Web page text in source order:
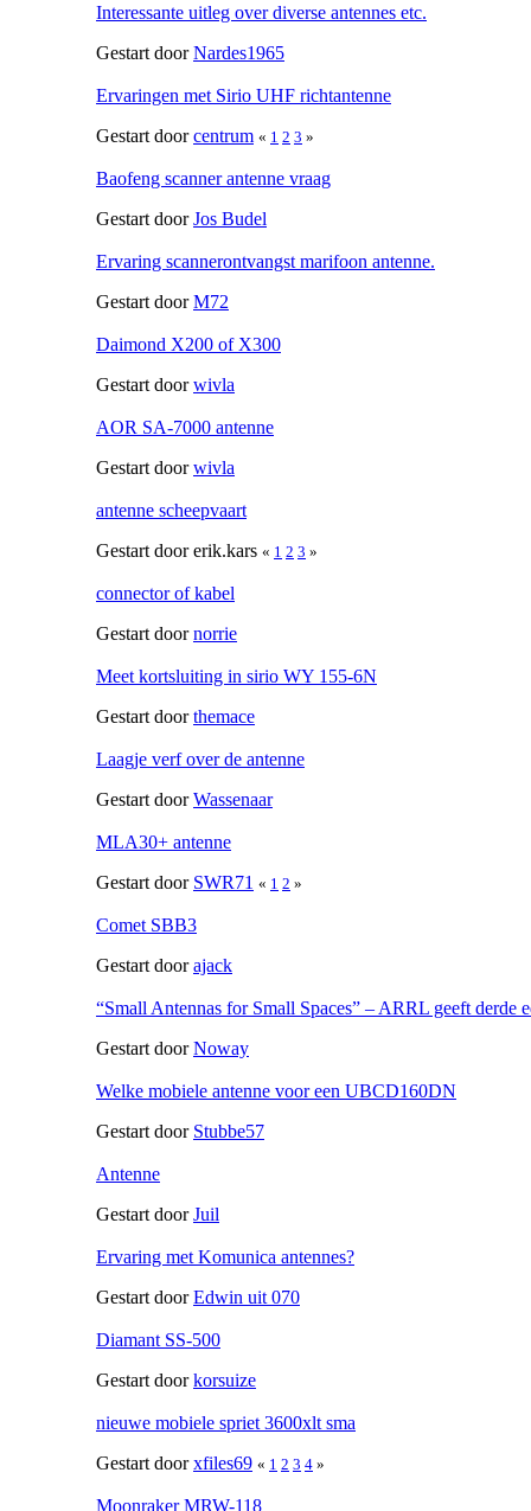
Interessante uitleg over diverse antennes etc.
Gestart doorNardes1965
Ervaringen met Sirio UHF richtantenne
Gestart doorcentrum « 1 2 3 »
Baofeng scanner antenne vraag
Gestart doorJos Budel
Ervaring scannerontvangst marifoon antenne.
Gestart doorM72
Daimond X200 of X300
Gestart doorwivla
AOR SA-7000 antenne
Gestart doorwivla
antenne scheepvaart
Gestart door erik.kars « 1 2 3 »
connector of kabel
Gestart doornorrie
Meet kortsluiting in sirio WY 155-6N
Gestart doorthemace
Laagje verf over de antenne
Gestart doorWassenaar
MLA30+ antenne
Gestart door SWR71 « 1 2 »
Comet SBB3
Gestart doorajack
“Small Antennas for Small Spaces” – ARRL geeft derde
Gestart doorNoway
Welke mobiele antenne voor een UBCD160DN
Gestart door Stubbe57
Antenne
Gestart doorJuil
Ervaring met Komunica antennes?
Gestart doorEdwin uit 070
Diamant SS-500
Gestart doorkorsuize
nieuwe mobiele spriet 3600xlt sma
Gestart doorxfiles69 « 1 2 3 4 »
Moonraker MRW-118